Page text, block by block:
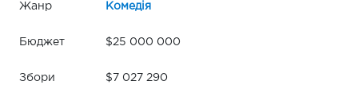
Жанр Комедія
Бюджет $25 000 000
Збори $7 027 290